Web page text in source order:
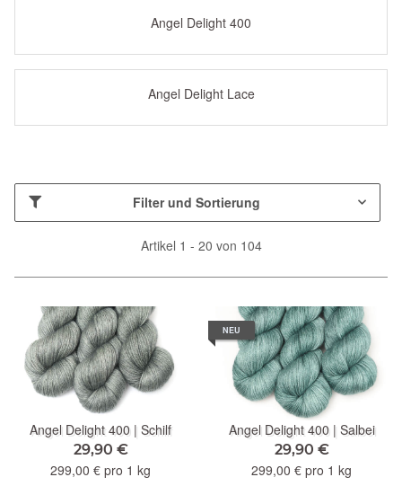
Angel Delight 400
Angel Delight Lace
Filter und Sortierung
Artikel 1 - 20 von 104
Angel Delight 400 | Schilf
29,90 €
299,00 € pro 1 kg
NEU
Angel Delight 400 | Salbei
29,90 €
299,00 € pro 1 kg